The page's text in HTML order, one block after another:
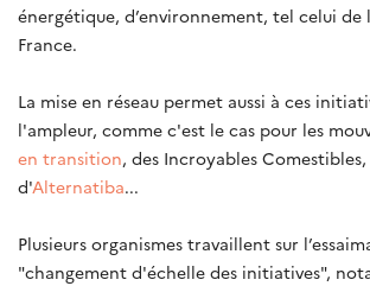
énergétique, d’environnement, tel celui de
France.
La mise en réseau permet aussi à ces
l'ampleur, comme c'est le cas pour les
en transition, des Incroyables
d'Alternatiba...
Plusieurs organismes travaillent sur
"changement d'échelle des initiatives",